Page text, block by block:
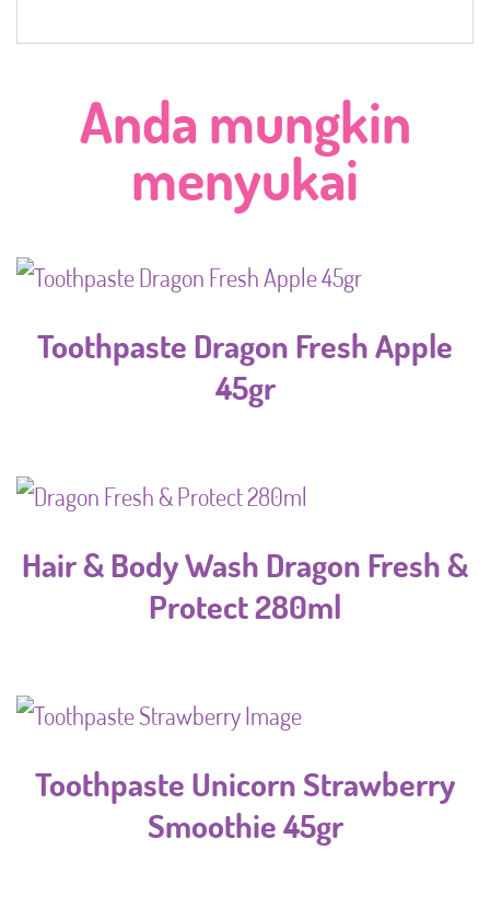
Anda mungkin
menyukai
Toothpaste Dragon Fresh Apple
45gr
Hair & Body Wash Dragon Fresh &
Protect 280ml
Toothpaste Unicorn Strawberry
Smoothie 45gr